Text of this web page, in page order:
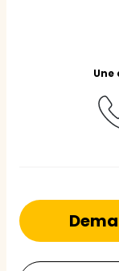
Une